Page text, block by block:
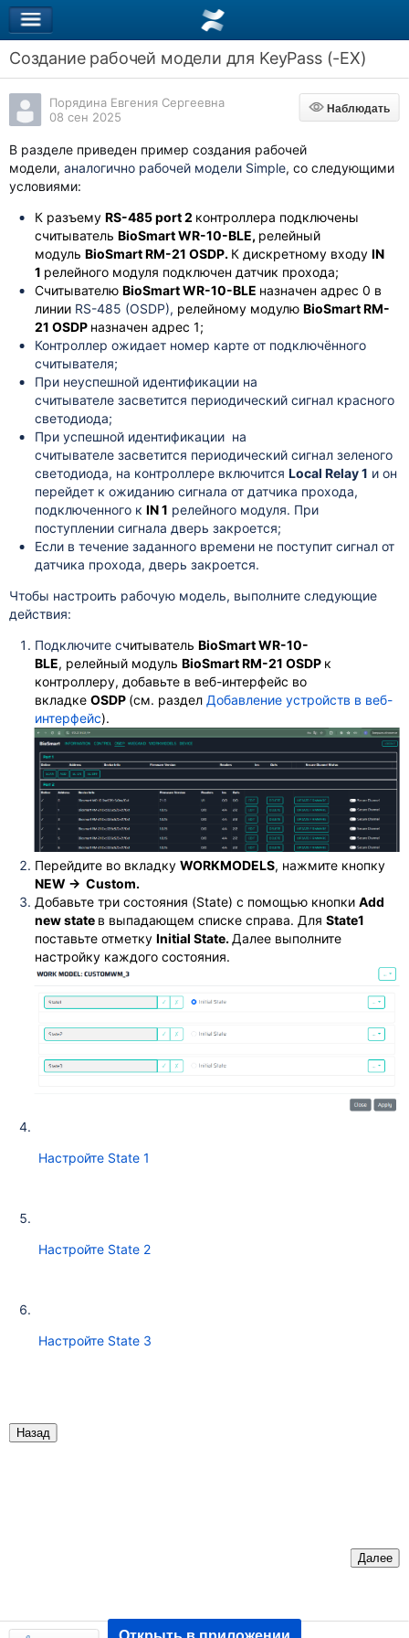
Создание рабочей модели для KeyPass (-EX)
Порядина Евгения Сергеевна
08 сен 2025
Наблюдать
Наблюдать
В разделе приведен пример создания рабочей
модели, аналогично рабочей модели Simple, со следующими
условиями:
К разъему RS-485 port 2 контроллера подключены
считыватель BioSmart WR-10-BLE, релейный
модуль BioSmart RM-21 OSDP. К дискретному входу IN
1 релейного модуля подключен датчик прохода;
Считывателю BioSmart WR-10-BLE назначен адрес 0 в
линии RS-485 (OSDP), релейному модулю BioSmart RM-
21 OSDP назначен адрес 1;
Контроллер ожидает номер карте от подключённого
считывателя;
При неуспешной идентификации на
считывателе засветится периодический сигнал красного
светодиода;
При успешной идентификации на
считывателе засветится периодический сигнал зеленого
светодиода, на контроллере включится Local Relay 1 и он
перейдет к ожиданию сигнала от датчика прохода,
подключенного к IN 1 релейного модуля. При
поступлении сигнала дверь закроется;
Если в течение заданного времени не поступит сигнал от
датчика прохода, дверь закроется.
Чтобы настроить рабочую модель, выполните следующие
действия:
Подключите считыватель BioSmart WR-10-
BLE, релейный модуль BioSmart RM-21 OSDP к
контроллеру, добавьте в веб-интерфейс во
вкладкe OSDP (см. раздел Добавление устройств в веб-
интерфейс).
Перейдите во вкладку WORKMODELS, нажмите кнопку
NEW → Custom.
Добавьте три состояния (State) с помощью кнопки Add
new state в выпадающем списке справа. Для State1
поставьте отметку Initial State. Далее выполните
настройку каждого состояния.
Настройте State 1
Настройте State 2
Настройте State 3
Назад
Далее